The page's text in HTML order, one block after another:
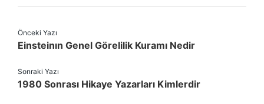
Önceki Yazı
Einsteinın Genel Görelilik Kuramı Nedir
Sonraki Yazı
1980 Sonrası Hikaye Yazarları Kimlerdir